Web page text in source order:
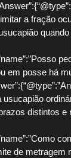
a fração
em posse há
distintos e
de metragem